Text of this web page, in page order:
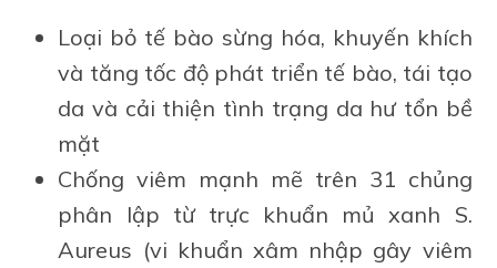
Loại bỏ tế bào sừng hóa, khuyến khích
và tăng tốc độ phát triển tế bào, tái tạo
da và cải thiện tình trạng da hư tổn bề
mặt
Chống viêm mạnh mẽ trên 31 chủng
phân lập từ trực khuẩn mủ xanh S.
Aureus (vi khuẩn xâm nhập gây viêm